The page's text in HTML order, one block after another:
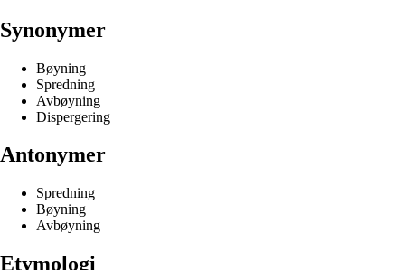
Synonymer
Bøyning
Spredning
Avbøyning
Dispergering
Antonymer
Spredning
Bøyning
Avbøyning
Etymologi